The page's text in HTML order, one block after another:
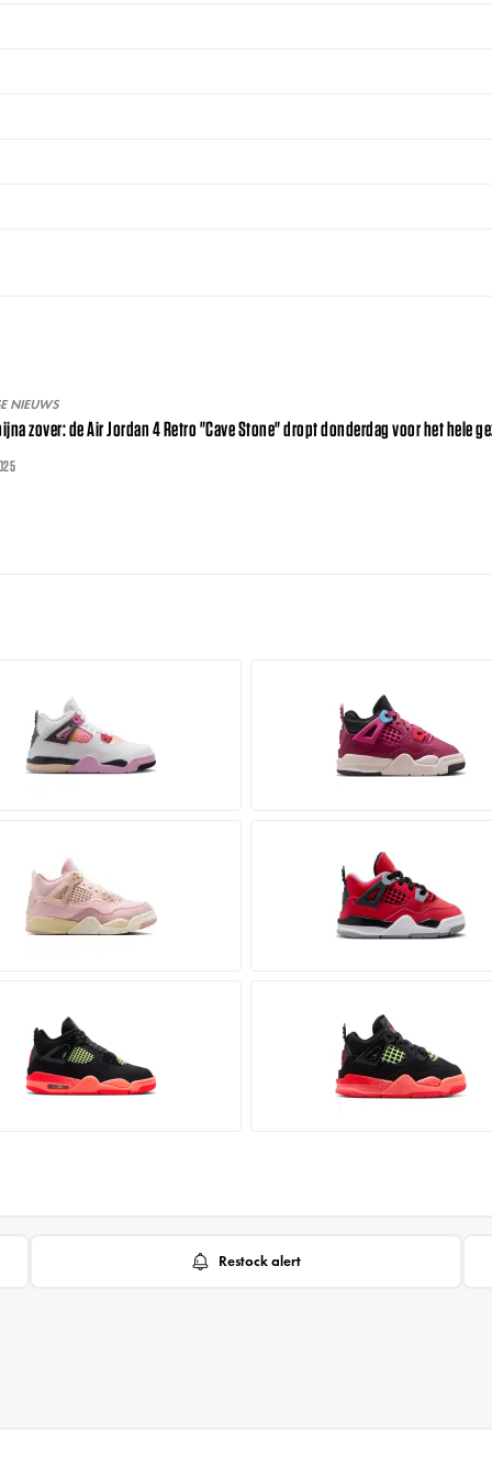
NIEUWS
zover: de Air Jordan 4 Retro "Cave Stone" dropt donderdag voor het hele
Restock alert